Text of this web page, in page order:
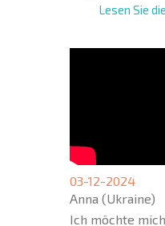
Lesen Sie
03-12-2024
Anna (Ukraine)
Ich möchte